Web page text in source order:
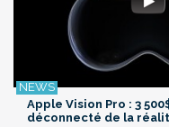
Apple Vision Pro : 3
déconnecté de la